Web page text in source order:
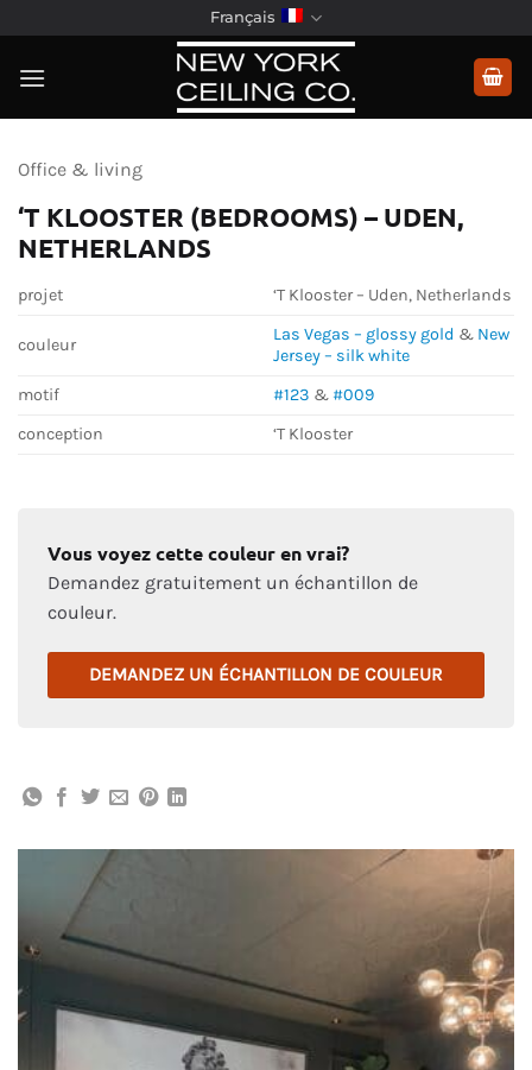
au
contenu
Français
Office & living
‘T KLOOSTER (BEDROOMS) – UDEN,
NETHERLANDS
projet ‘T Klooster – Uden, Netherlands
couleur
Las Vegas – glossy gold & New
Jersey – silk white
motif
#123 &#009
conception
‘T Klooster
Vous voyez cette couleur en vrai?
Demandez gratuitement un échantillon de
couleur.
DEMANDEZ UN ÉCHANTILLON DE COULEUR